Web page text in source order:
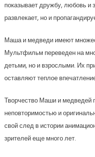
показывает дружбу, любовь и
развлекает, но и
Маша и медведи имеют
Мультфильм переведен на
детьми, но и взрослыми. Их
оставляют теплое
Творчество Маши и медведей
неповторимостью и
свой след в истории
зрителей еще много лет.